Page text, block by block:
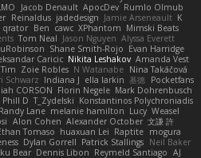
Jacob Denault ApocDev Rumlo Olmub
Reinaldus jadedesign Jamie Arseneault K
qrator Ben cawc XPhantom Mimski Beats
Tom Neal Jason Nguyen Alyssa Everett
Shane Smith-Rojo Evan Harridge
Caricic Nikita Leshakov Amanda Vest
Tim Zoie Robles N Watanabe Nina Takáčová
Schwarz Indiana J ella larkin 基德 Pocketfans
CORSON Florin Negele Mark Dohrenbusch
Phill D T_Zydelski Konstantinos Polychroniadis
Randy Lane melanie hamilton Lucy Weasel
Alon Cohen Alexander October 文謙 許
Tomaso huaxuan Lei Raptite mogura
Dylan Gorrell Patrick Stallings Neil Baker
Bear Dennis Libon Reymeld Santiago AJ